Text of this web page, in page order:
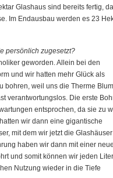
Glashaus sind bereits fertig,
Im Endausbau werden es 23
persönlich zugesetzt?
geworden. Allein bei den
und wir hatten mehr Glück als
bohren, weil uns die Therme
verantwortungslos. Die erste
entsprochen, da sie zu
wir dann eine gigantische
mit dem wir jetzt die Glashäuser
haben wir dann mit einer
und somit können wir jeden
Nutzung wieder in die Tiefe